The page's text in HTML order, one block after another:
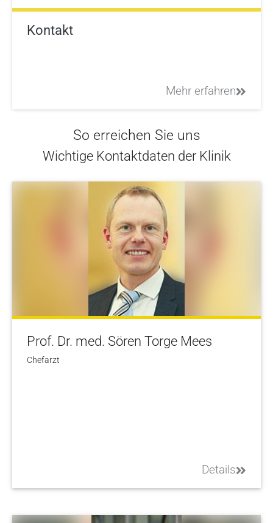
Kontakt
Mehr erfahren
So erreichen Sie uns
Wichtige Kontaktdaten der Klinik
Prof. Dr. med. Sören Torge Mees
Chefarzt
Details